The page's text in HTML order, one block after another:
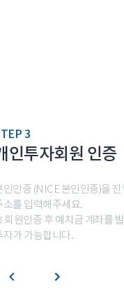
3
인투자회원 인증
인인증 (NICE 본인인증)을
소를 입력해주세요.
원인증 후 예치금 계좌를
자가 가능합니다.